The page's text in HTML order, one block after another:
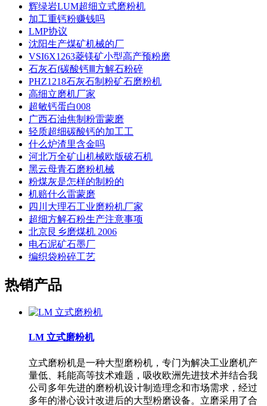
辉绿岩LUM超细立式磨粉机
加工重钙粉赚钱吗
LMP协议
沈阳生产煤矿机械的厂
VSI6X1263菱镁矿小型高产预粉磨
石灰石f碳酸钙Ⅲ方解石粉碎
PHZ1218石灰石制粉矿石磨粉机
高细立磨机厂家
超敏钙蛋白008
广西石油焦制粉雷蒙磨
轻质超细碳酸钙的加工工
什么炉渣里含金吗
河北万全矿山机械欧版破石机
黑云母青石磨粉机械
粉煤灰是怎样的制粉的
机赔什么雷蒙磨
四川大理石工业磨粉机厂家
超细方解石粉生产注意事项
北京艮乡磨煤机 2006
电石泥矿石墨厂
编织袋粉碎工艺
热销产品
LM 立式磨粉机
立式磨粉机是一种大型磨粉机，专门为解决工业磨机产
量低、耗能高等技术难题，吸收欧洲先进技术并结合我
公司多年先进的磨粉机设计制造理念和市场需求，经过
多年的潜心设计改进后的大型粉磨设备。立磨采用了合